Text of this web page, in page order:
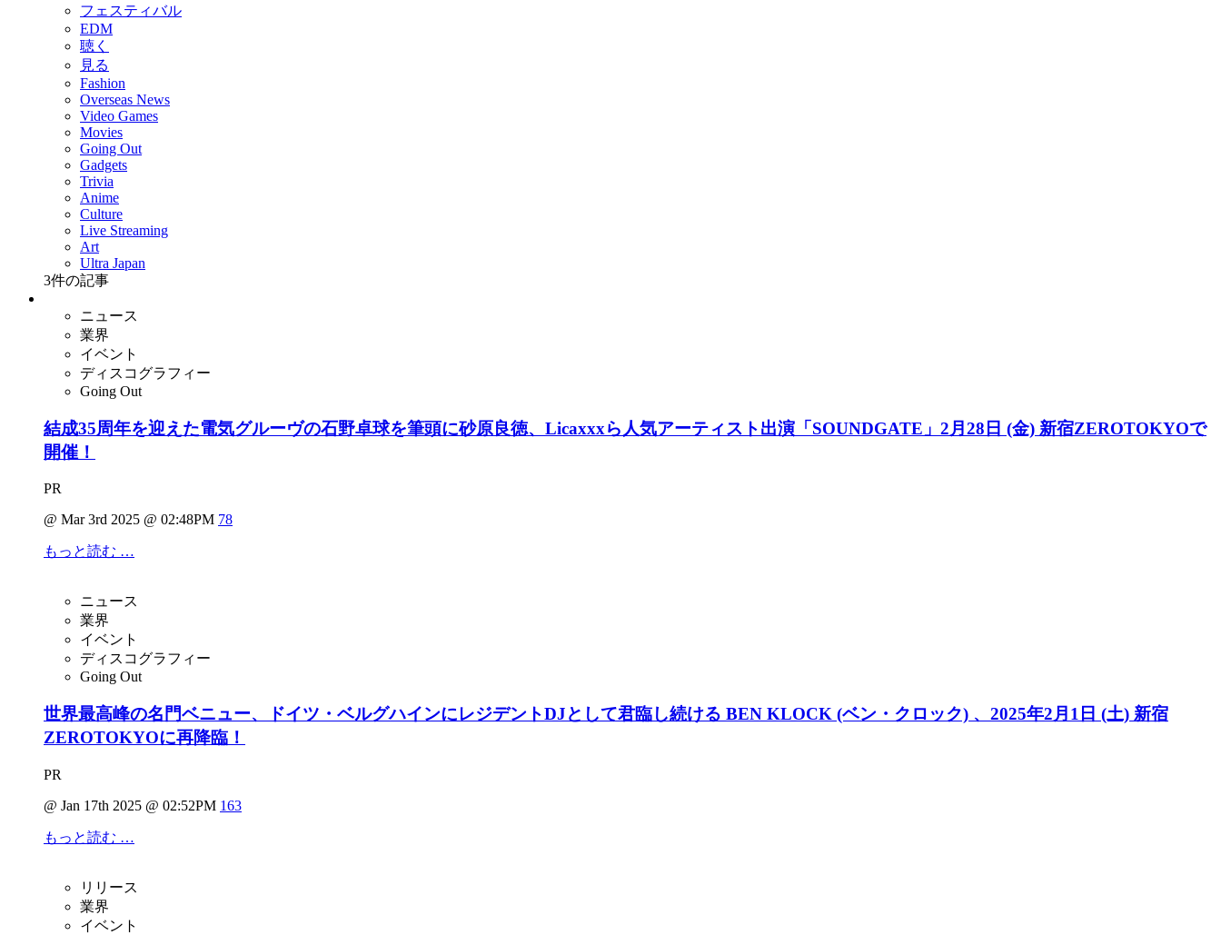
フェスティバル
EDM
聴く
見る
Fashion
Overseas News
Video Games
Movies
Going Out
Gadgets
Trivia
Anime
Culture
Live Streaming
Art
Ultra Japan
3件の記事
ニュース
業界
イベント
ディスコグラフィー
Going Out
結成35周年を迎えた電気グルーヴの石野卓球を筆頭に砂原良徳、Licaxxxら人気アーティスト出演「SOUNDGATE」2月28日 (金) 新宿ZEROTOKYOで
開催！
PR
@ Mar 3rd 2025 @ 02:48PM 78
もっと読む …
ニュース
業界
イベント
ディスコグラフィー
Going Out
世界最高峰の名門ベニュー、ドイツ・ベルグハインにレジデントDJとして君臨し続ける BEN KLOCK (ベン・クロック) 、2025年2月1日 (土) 新宿
ZEROTOKYOに再降臨！
PR
@ Jan 17th 2025 @ 02:52PM 163
もっと読む …
リリース
業界
イベント